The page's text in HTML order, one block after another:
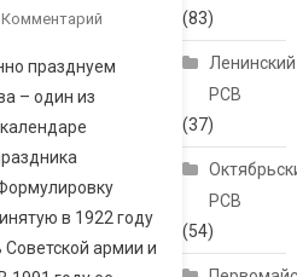
празднуем
– один из
в 1922 году
армии и
(83)
Ленинский
РСВ
(37)
РСВ
(54)